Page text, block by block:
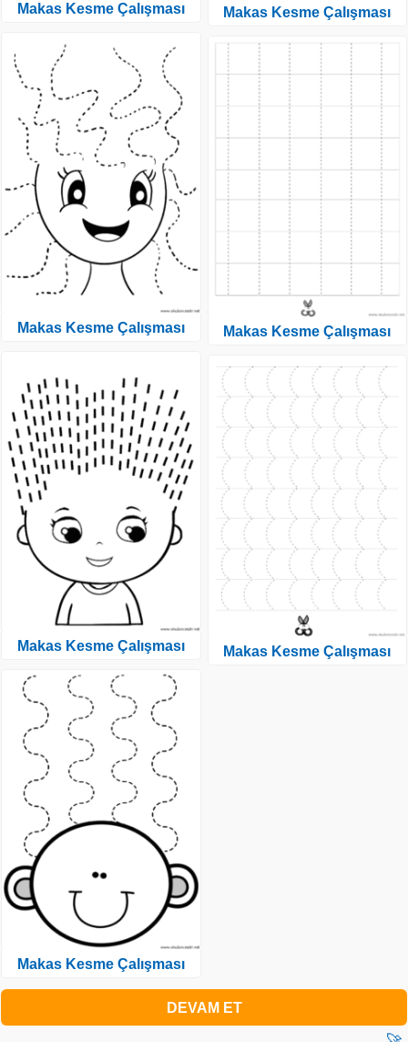
Makas Kesme Çalışması
Makas Kesme Çalışması
Makas Kesme Çalışması
Makas Kesme Çalışması
Makas Kesme Çalışması
Makas Kesme Çalışması
Makas Kesme Çalışması
DEVAM ET